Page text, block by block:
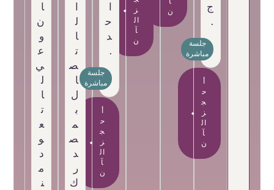
ج
.
جلسة
مباشرة
أ
ح
ج
ز
ال
آ
ن
ن
ز
ال
آ
ن
أ
ح
ج
ز
ال
آ
ن
ا
ح
د
.
جلسة
مباشرة
ا
ل
ا
ت
ص
ا
ل
ب
م
ص
د
ر
ك
ا
ن
و
ع
ي
ل
ا
ت
ع
و
د
م
ن